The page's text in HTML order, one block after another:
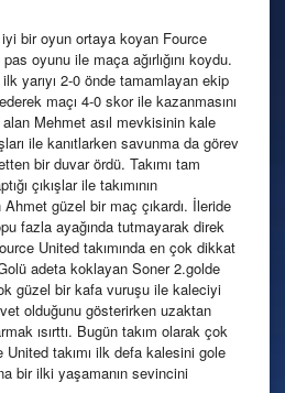
bir oyun ortaya koyan Fource
oyunu ile maça ağırlığını koydu.
yarıyı 2-0 önde tamamlayan ekip
maçı 4-0 skor ile kazanmasını
Mehmet asıl mevkisinin kale
ile kanıtlarken savunma da görev
bir duvar ördü. Takımı tam
çıkışlar ile takımının
güzel bir maç çıkardı. İleride
fazla ayağında tutmayarak direk
United takımında en çok dikkat
adeta koklayan Soner 2.golde
güzel bir kafa vuruşu ile kaleciyi
olduğunu gösterirken uzaktan
ısırttı. Bugün takım olarak çok
takımı ilk defa kalesini gole
bir ilki yaşamanın sevincini